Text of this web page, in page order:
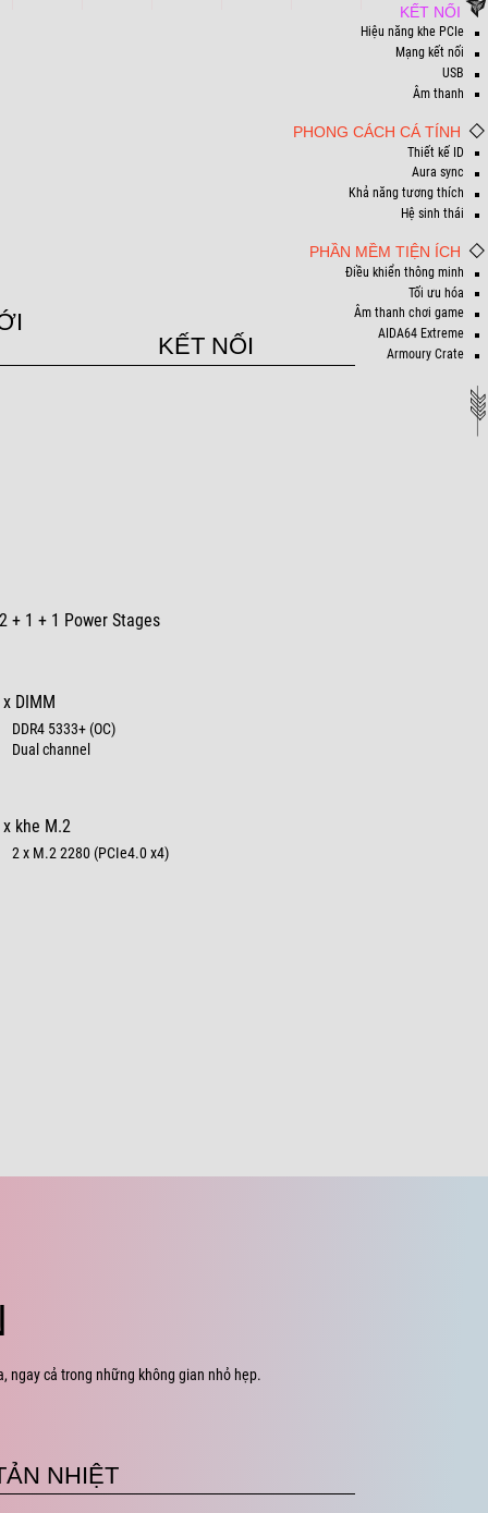
KẾT NỐI
Hiệu năng khe PCIe
Mạng kết nối
USB
Âm thanh
PHONG CÁCH CÁ TÍNH
Thiết kế ID
Aura sync
Khả năng tương thích
Hệ sinh thái
PHẦN MỀM TIỆN ÍCH
Điều khiển thông minh
Tối ưu hóa
Âm thanh chơi game
AIDA64 Extreme
Armoury Crate
KẾT NỐI
+ 1 + 1 Power Stages
DIMM
DDR4 5333+ (OC)
Dual channel
khe M.2
2 x M.2 2280 (PCIe4.0 x4)
ngay cả trong những không gian nhỏ hẹp.
NHIỆT